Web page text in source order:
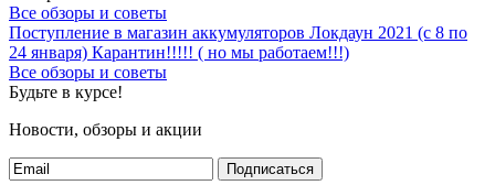
Все обзоры и советы
Поступление в магазин аккумуляторов Локдаун 2021 (с 8 по
24 января) Карантин!!!!! ( но мы работаем!!!)
Все обзоры и советы
Будьте в курсе!
Новости, обзоры и акции
Подписаться